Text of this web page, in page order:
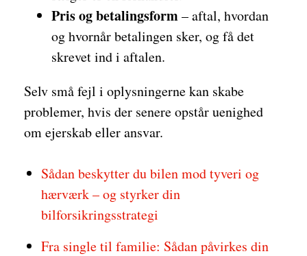
Pris og betalingsform– aftal, hvordan
og hvornår betalingen sker, og få det
skrevet ind i aftalen.
Selv små fejl i oplysningerne kan skabe
problemer, hvis der senere opstår uenighed
om ejerskab eller ansvar.
Sådan beskytter du bilen mod tyveri og
hærværk – og styrker din
bilforsikringsstrategi
Fra single til familie: Sådan påvirkes din